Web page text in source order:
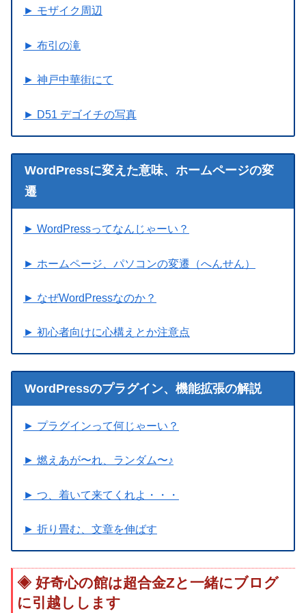
► モザイク周辺
► 布引の滝
► 神戸中華街にて
► D51 デゴイチの写真
WordPressに変えた意味、ホームページの変
遷
► WordPressってなんじゃーい？
► ホームページ、パソコンの変遷（へんせん）
► なぜWordPressなのか？
► 初心者向けに心構えとか注意点
WordPressのプラグイン、機能拡張の解説
► プラグインって何じゃーい？
► 燃えあが〜れ、ランダム〜♪
► つ、着いて来てくれよ・・・
► 折り畳む、文章を伸ばす
好奇心の館は超合金Zと一緒にブログ
に引越しします